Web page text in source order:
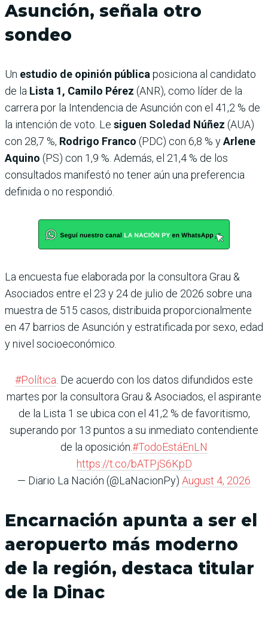
Asunción, señala otro
sondeo
Un estudio de opinión públicaposiciona al candidato
de la Lista 1, Camilo Pérez (ANR), como líder de la
carrera por la Intendencia de Asunción con el 41,2 % de
la intención de voto. Le siguen Soledad Núñez (AUA)
con 28,7 %, Rodrigo Franco (PDC) con 6,8 % yArlene
Aquino (PS) con 1,9 %. Además, el 21,4 % de los
consultados manifestó no tener aún una preferencia
definida o no respondió.
La encuesta fue elaborada por la consultora Grau &
Asociados entre el 23 y 24 de julio de 2026 sobre una
muestra de 515 casos, distribuida proporcionalmente
en 47 barrios de Asunción y estratificada por sexo, edad
y nivel socioeconómico.
#Política. De acuerdo con los datos difundidos este
martes por la consultora Grau & Asociados, el aspirante
de la Lista 1 se ubica con el 41,2 % de favoritismo,
superando por 13 puntos a su inmediato contendiente
de la oposición.#TodoEstáEnLN
https://t.co/bATPjS6KpD
— Diario La Nación (@LaNacionPy) August 4, 2026
Encarnación apunta a ser el
aeropuerto más moderno
de la región, destaca titular
de la Dinac